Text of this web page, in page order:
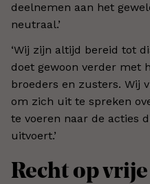
deelnemen aan het
neutraal.’
‘Wij zijn altijd bereid tot
doet gewoon verder met
broeders en zusters. Wij
om zich uit te spreken
te voeren naar de acties
uitvoert.’
Recht op vrije